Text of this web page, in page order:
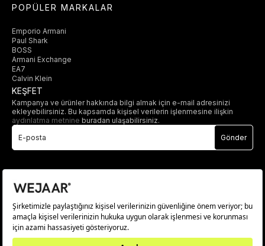
POPÜLER MARKALAR
Emporio Armani
Paul Shark
BOSS
Armani Exchange
EA7
Calvin Klein
KEŞFET
Kampanya ve ürünler hakkında bilgi almak için e-mail adresinizi
ekleyebilirsiniz. Bu kapsamda kişisel verilerin işlenmesine ilişkin
aydınlatma metnine buradan ulaşabilirsiniz.
Gönder
© 2025 wejaar.com.tr. tüm hakları saklıdır.